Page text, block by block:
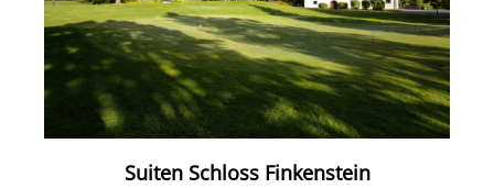
Suiten Schloss Finkenstein